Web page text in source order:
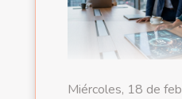
Miércoles, 18 de